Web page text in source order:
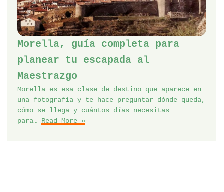
Morella, guía completa para
planear tu escapada al
Maestrazgo
Morella es esa clase de destino que aparece en
una fotografía y te hace preguntar dónde queda,
cómo se llega y cuántos días necesitas
para… Read More »